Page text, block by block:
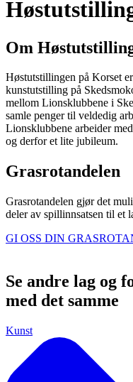
Om
Høstutstillingen på Korset
kunstutstilling på
mellom Lionsklubbene i
samle penger til veldedig
Lionsklubbene arbeider
og derfor et lite jubileum.
Grasrotandelen
Grasrotandelen gjør det
deler av spillinnsatsen til et
GI OSS DIN
Se andre lag og
med det samme
Kunst